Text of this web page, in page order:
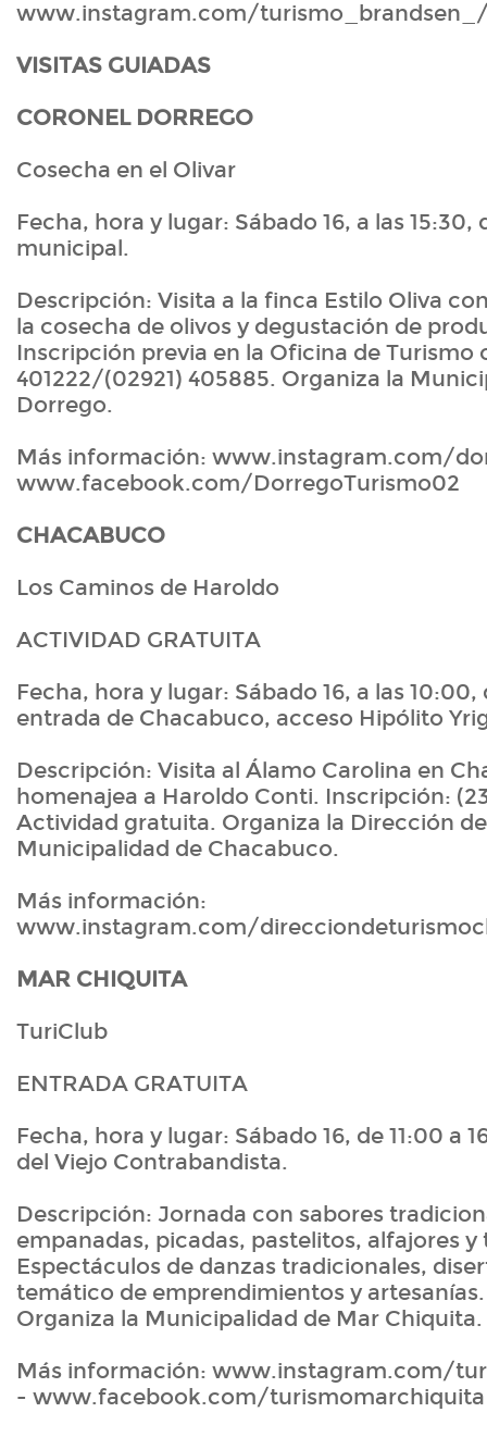
www.instagram.com/
VISITAS GUIADAS
CORONEL DORREGO
Cosecha en el Olivar
Fecha, hora y lugar: Sábado 16, a las
municipal.
Descripción: Visita a la finca Estilo Oliva
la cosecha de olivos y degustación de
Inscripción previa en la Oficina de Turismo
401222/(02921) 405885. Organiza la
Dorrego.
Más información: www.instagram.com/
www.facebook.com/DorregoTurismo02
CHACABUCO
Los Caminos de Haroldo
ACTIVIDAD GRATUITA
Fecha, hora y lugar: Sábado 16, a las
entrada de Chacabuco, acceso Hipólito
Descripción: Visita al Álamo Carolina en
homenajea a Haroldo Conti. Inscripción:
Actividad gratuita. Organiza la Dirección
Municipalidad de Chacabuco.
Más información:
www.instagram.com/
MAR CHIQUITA
TuriClub
ENTRADA GRATUITA
Fecha, hora y lugar: Sábado 16, de 11:00 a
del Viejo Contrabandista.
Descripción: Jornada con sabores
empanadas, picadas, pastelitos, alfajores
Espectáculos de danzas tradicionales,
temático de emprendimientos y
Organiza la Municipalidad de Mar Chiquita.
Más información: www.instagram.com/
- www.facebook.com/turismomarchiquita